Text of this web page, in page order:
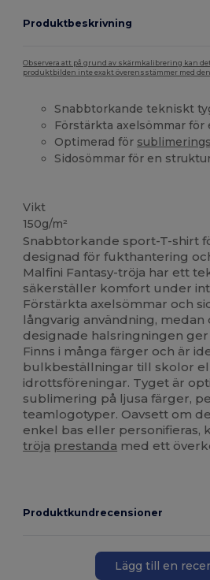
Produktbeskrivning
Observera att på grund av skärmkalibrering kan
produktbilden inte exakt överensstämmer med
Snabbtorkande tekniskt
Förstärkta axelsömmar
Optimerad för
Sidosömmar för en
Vikt
150g/m²
Snabbtorkande sport-T-shirt
designad för fukthantering
Malfini Fantasy-tröja har ett
säkerställer komfort under
Förstärkta axelsömmar och
långvarig användning, medan
designade halsringningen
Finns i många färger och är
bulkbeställningar till skolor
idrottsföreningar. Tyget är
sublimering på ljusa färger,
teamlogotyper. Oavsett om
enkel bas eller personifieras,
tröja prestanda med ett
Produktkundrecensioner
Lägg till en